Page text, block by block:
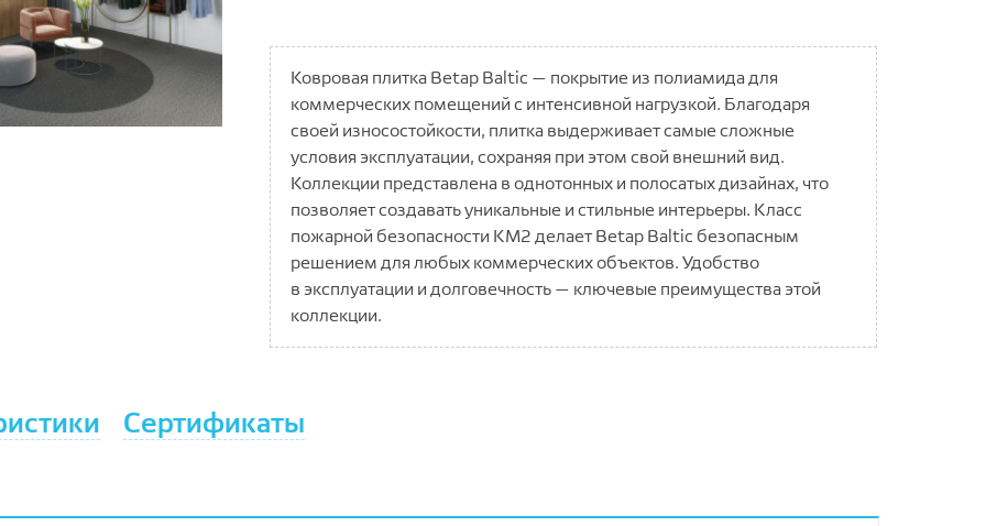
Ковровая плитка Betap Baltic — покрытие из полиамида для
коммерческих помещений с интенсивной нагрузкой. Благодаря
своей износостойкости, плитка выдерживает самые сложные
условия эксплуатации, сохраняя при этом свой внешний вид.
Коллекции представлена в однотонных и полосатых дизайнах, что
позволяет создавать уникальные и стильные интерьеры. Класс
пожарной безопасности КМ2 делает Betap Baltic безопасным
решением для любых коммерческих объектов. Удобство
в эксплуатации и долговечность — ключевые преимущества этой
коллекции.
Сертификаты